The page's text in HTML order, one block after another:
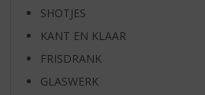
SHOTJES
KANT EN KLAAR
FRISDRANK
GLASWERK